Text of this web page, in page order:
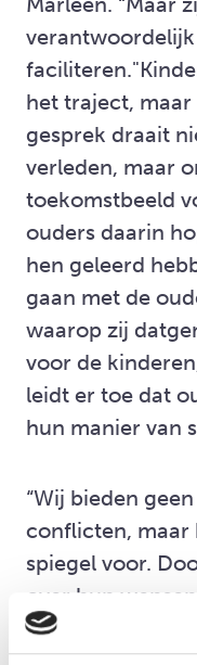
het traject,
gesprek draait
verleden, maar
toekomstbeeld
ouders daarin
hen geleerd
gaan met de
waarop zij
voor de
leidt er toe dat
hun manier van
“Wij bieden
conflicten, maar
spiegel voor.
over hun
gedragingen,